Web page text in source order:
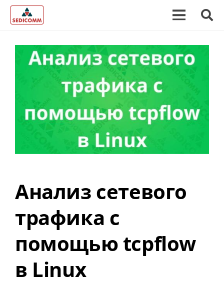
Анализ сетевого
трафика с
помощью tcpflow
в Linux